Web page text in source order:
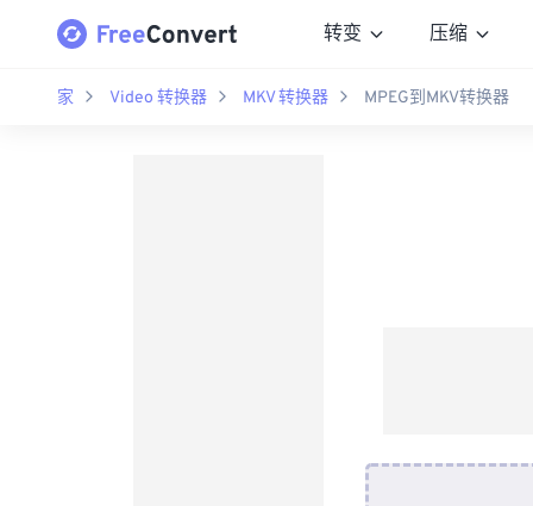
转变 压缩
家 Video 转换器 MKV 转换器 MPEG到MKV转换器